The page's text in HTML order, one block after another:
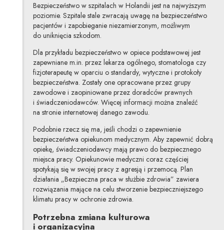
Bezpieczeństwo w szpitalach w Holandii jest na najwyższym
poziomie. Szpitale stale zwracają uwagę na bezpieczeństwo
pacjentów i zapobieganie niezamierzonym, możliwym
do uniknięcia szkodom.
Dla przykładu bezpieczeństwo w opiece podstawowej jest
zapewniane m.in. przez lekarza ogólnego, stomatologa czy
fizjoterapeutę w oparciu o standardy, wytyczne i protokoły
bezpieczeństwa. Zostały one opracowane przez grupy
zawodowe i zaopiniowane przez doradców prawnych
i świadczeniodawców. Więcej informacji można znaleźć
na stronie internetowej danego zawodu.
Podobnie rzecz się ma, jeśli chodzi o zapewnienie
bezpieczeństwa opiekunom medycznym. Aby zapewnić dobrą
opiekę, świadczeniodawcy mają prawo do bezpiecznego
miejsca pracy. Opiekunowie medyczni coraz częściej
spotykają się w swojej pracy z agresją i przemocą. Plan
działania „Bezpieczna praca w służbie zdrowia” zawiera
rozwiązania mające na celu stworzenie bezpieczniejszego
klimatu pracy w ochronie zdrowia.
Potrzebna zmiana kulturowa
i organizacyjna